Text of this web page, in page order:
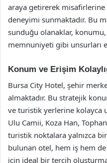
araya getirerek
deneyimi sunmaktadır. Bu
sunduğu olanaklar,
memnuniyeti gibi unsurları
Konum ve Erişim
Bursa City Hotel, şehir
almaktadır. Bu stratejik
ve turistik yerlerine kolayca
Ulu Camii, Koza Han,
turistik noktalara yalnızca
bulunan otel, hem iş hem
için ideal bir tercih